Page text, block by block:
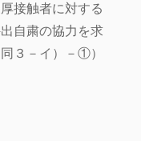
接触者に対する
自粛の協力を求
３－イ）－①）